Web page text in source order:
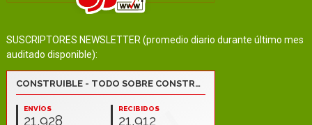
SUSCRIPTORES NEWSLETTER (promedio diario durante último mes
auditado disponible):